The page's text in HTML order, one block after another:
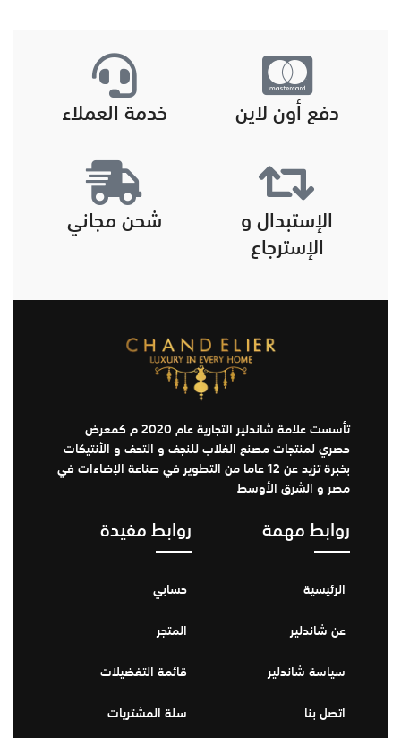
دفع أون لاين خدمة العملاء
الإستبدال و
الإسترجاع
شحن مجاني
تأسست علامة شاندلير التجارية عام 2020 م كمعرض
حصري لمنتجات مصنع الغلاب للنجف و التحف و الأنتيكات
بخبرة تزيد عن 12 عاما من التطوير في صناعة الإضاءات في
مصر و الشرق الأوسط
روابط مهمة
الرئيسية
عن شاندلير
سياسة شاندلير
اتصل بنا
روابط مفيدة
حسابي
المتجر
قائمة التفضيلات
سلة المشتريات